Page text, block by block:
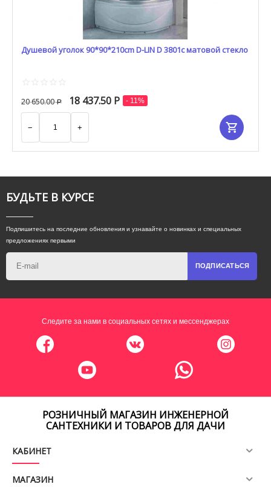
Душевой уголок 90*90*210cm D-LIN D 3801c матовой стекло
20 650.00 Р 18 437.50 Р - 11%
+
−
БУДЬТЕ В КУРСЕ
Подпишитесь на последние обновления и узнавайте о новинках и специальных
предложениях первыми
ПОДПИСАТЬСЯ
Следите за нами в социальных сетях и мессенджерах
РОЗНИЧНЫЙ МАГАЗИН ИНЖЕНЕРНОЙ
САНТЕХНИКИ И ТОВАРОВ ДЛЯ ДАЧИ
КАБИНЕТ
МАГАЗИН